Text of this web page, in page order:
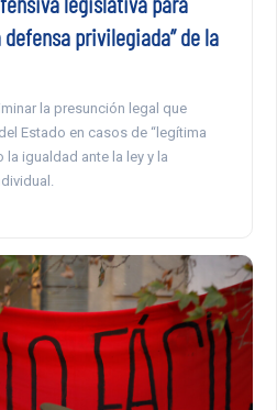
privilegiada” de la
la presunción legal que
Estado en casos de “legítima
igualdad ante la ley y la